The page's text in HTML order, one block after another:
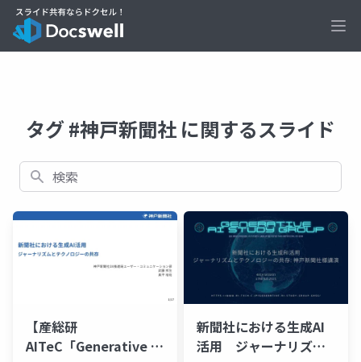
タグ #神戸新聞社 に関するスライド
検索
【産総研
AITeC「Generative AI
新聞社における生成AI
活用 ジャーナリズム